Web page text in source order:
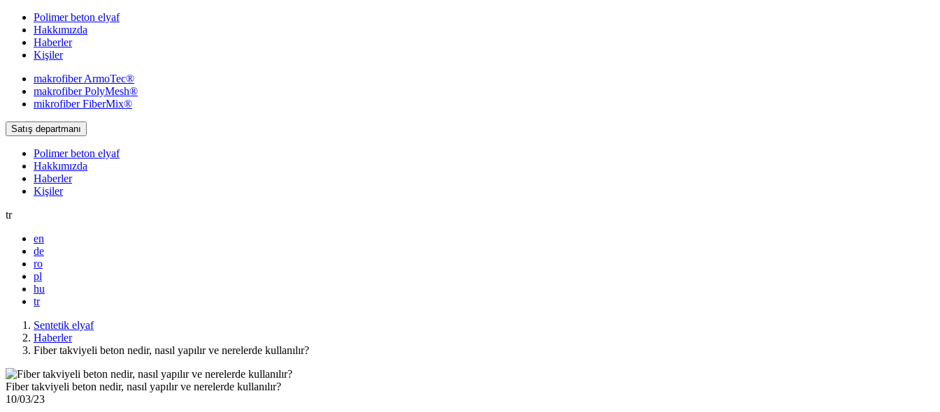
Polimer beton elyaf
Hakkımızda
Haberler
Kişiler
makrofiberArmoTec®
makrofiberPolyMesh®
mikrofiberFiberMix®
Satış departmanı
Polimer beton elyaf
Hakkımızda
Haberler
Kişiler
tr
en
de
ro
pl
hu
tr
Sentetik elyaf
Haberler
Fiber takviyeli beton nedir, nasıl yapılır ve nerelerde kullanılır?
Fiber takviyeli beton nedir, nasıl yapılır ve nerelerde kullanılır?
10/03/23